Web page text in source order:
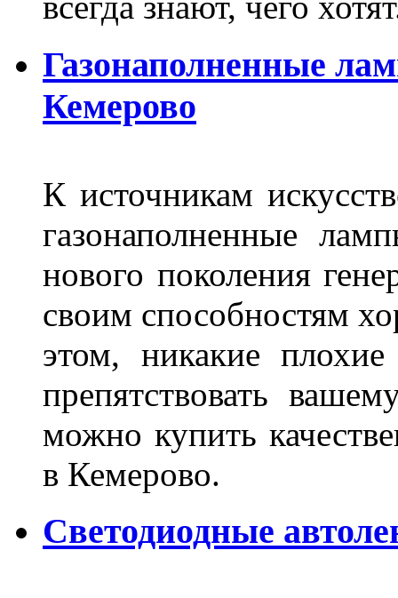
Газонаполненные
Кемерово
К источникам
газонаполненные
нового поколения
своим способностям
этом, никакие
препятствовать
можно купить
в Кемерово.
Светодиодные